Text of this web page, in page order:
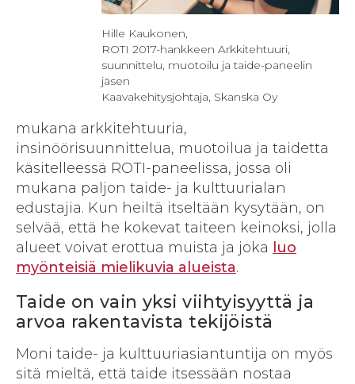
Hille Kaukonen,
ROTI 2017-hankkeen Arkkitehtuuri,
suunnittelu, muotoilu ja taide-paneelin
jäsen
Kaavakehitysjohtaja, Skanska Oy
mukana arkkitehtuuria,
insinöörisuunnittelua, muotoilua ja taidetta
käsitelleessä ROTI-paneelissa, jossa oli
mukana paljon taide- ja kulttuurialan
edustajia. Kun heiltä itseltään kysytään, on
selvää, että he kokevat taiteen keinoksi, jolla
alueet voivat erottua muista ja joka
luo
myönteisiä mielikuvia alueista.
Taide on vain yksi viihtyisyyttä ja
arvoa rakentavista tekijöistä
Moni taide- ja kulttuuriasiantuntija on myös
sitä mieltä, että taide itsessään nostaa